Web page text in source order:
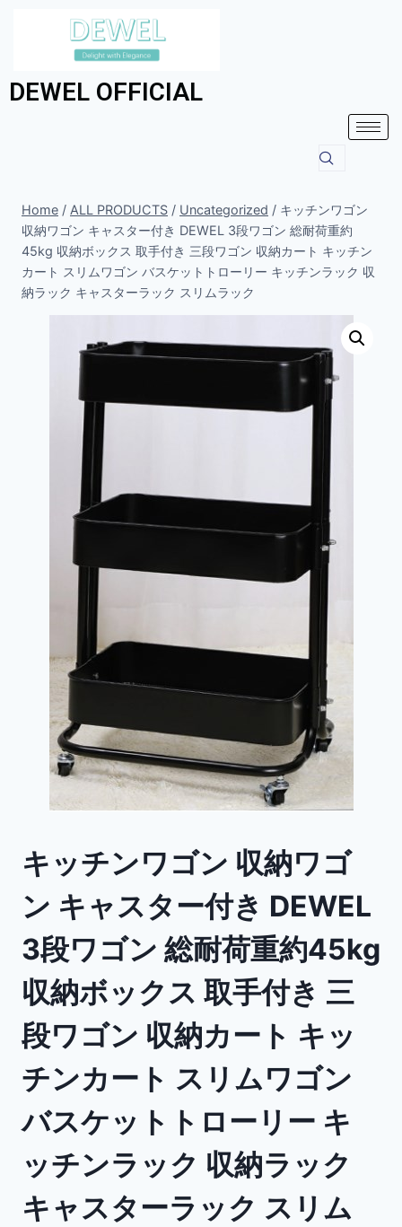
DEWEL OFFICIAL
Home / ALL PRODUCTS / Uncategorized / キッチンワゴン
収納ワゴン キャスター付き DEWEL 3段ワゴン 総耐荷重約
45kg 収納ボックス 取手付き 三段ワゴン 収納カート キッチン
カート スリムワゴン バスケットトローリー キッチンラック 収
納ラック キャスターラック スリムラック
キッチンワゴン 収納ワゴ
ン キャスター付き DEWEL
3段ワゴン 総耐荷重約45kg
収納ボックス 取手付き 三
段ワゴン 収納カート キッ
チンカート スリムワゴン
バスケットトローリー キ
ッチンラック 収納ラック
キャスターラック スリム